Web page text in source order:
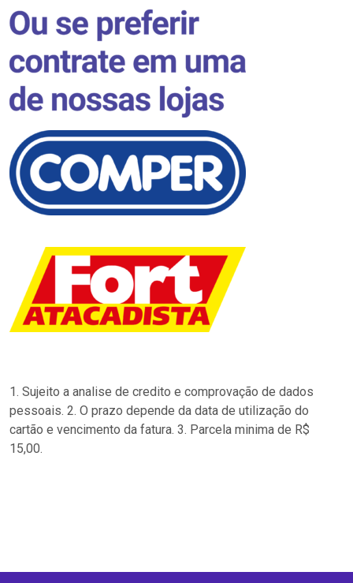
1. Sujeito a analise de credito e comprovação de dados
pessoais. 2. O prazo depende da data de utilização do
cartão e vencimento da fatura. 3. Parcela minima de R$
15,00.